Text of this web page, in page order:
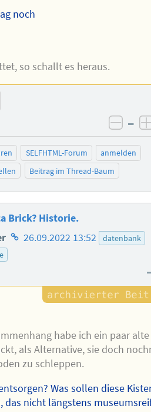
noch
so schallt es heraus.
–
SELFHTML-Forum
anmelden
Beitrag im Thread-Baum
Brick? Historie.
Homepage
26.09.2022 13:52
datenbank
habe ich ein paar alte
als Alternative, sie doch
zu schleppen.
Was sollen diese
das nicht längstens